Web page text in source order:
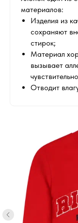
материалов:
Изделия из
сохраняют
стирок;
Материал
вызывает
Отводит